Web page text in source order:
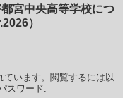
宮中央高等学校につ
）
ています。閲覧するには以
スワード: